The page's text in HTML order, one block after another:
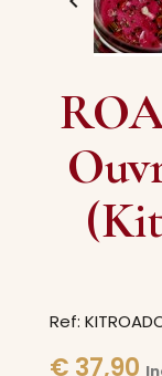
Ref:
€ 37,90